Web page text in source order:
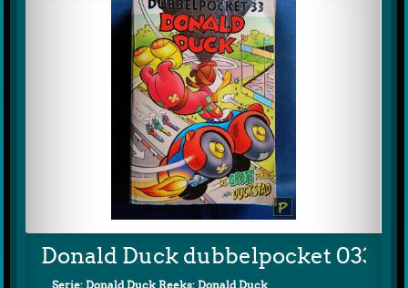
Donald Duck dubbelpocket 033
Serie: Donald Duck Reeks: Donald Duck